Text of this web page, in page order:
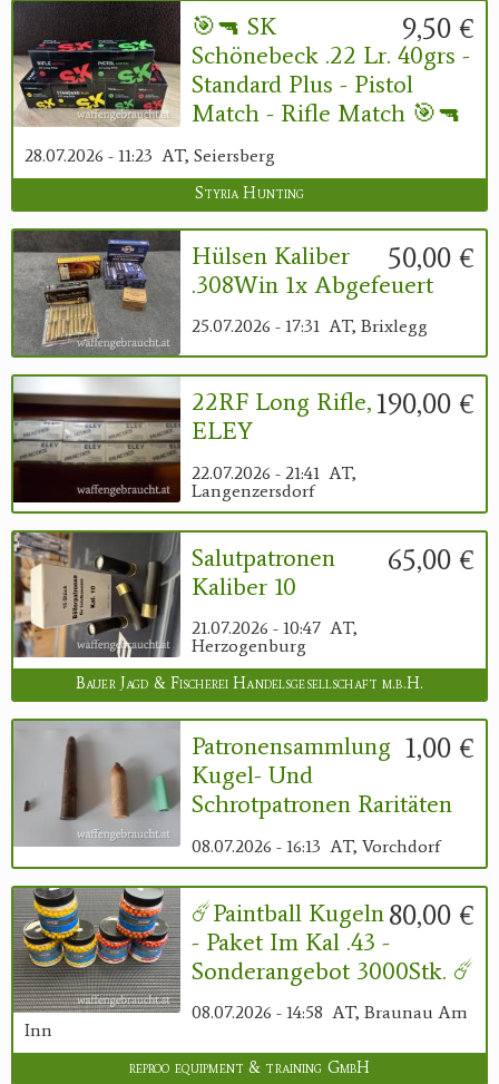
9,50 €
🎯🔫 SK
Schönebeck .22 Lr. 40grs -
Standard Plus - Pistol
Match - Rifle Match 🎯🔫
28.07.2026 - 11:23 AT, Seiersberg
Styria Hunting
50,00 €
Hülsen Kaliber
.308Win 1x Abgefeuert
25.07.2026 - 17:31 AT, Brixlegg
190,00 €
22RF Long Rifle,
ELEY
22.07.2026 - 21:41 AT,
Langenzersdorf
65,00 €
Salutpatronen
Kaliber 10
21.07.2026 - 10:47 AT,
Herzogenburg
Bauer Jagd & Fischerei Handelsgesellschaft m.b.H.
1,00 €
Patronensammlung
Kugel- Und
Schrotpatronen Raritäten
08.07.2026 - 16:13 AT, Vorchdorf
80,00 €
☄️Paintball Kugeln
- Paket Im Kal .43 -
Sonderangebot 3000Stk. ☄️
08.07.2026 - 14:58 AT, Braunau Am
Inn
reproo equipment & training GmbH